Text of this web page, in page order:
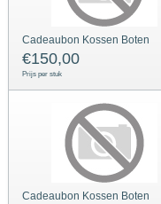
Cadeaubon Kossen Boten
€150,00
Prijs per stuk
Cadeaubon Kossen Boten